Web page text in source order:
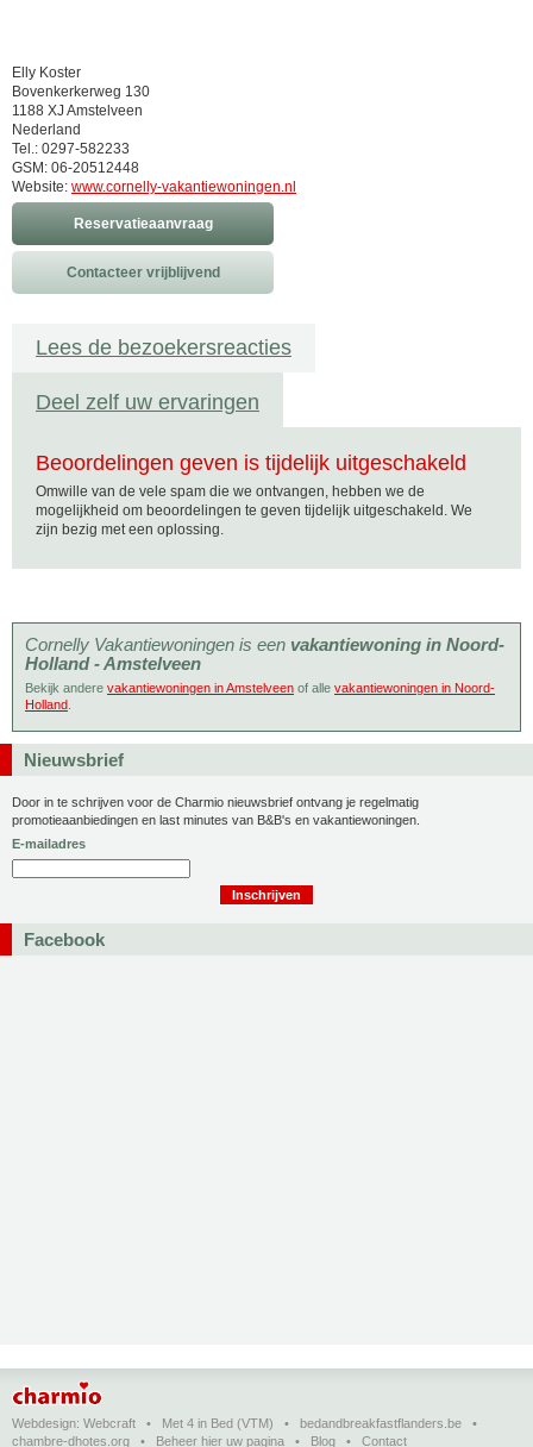
Elly Koster
Bovenkerkerweg 130
1188 XJ Amstelveen
Nederland
Tel.: 0297-582233
GSM: 06-20512448
Website: www.cornelly-vakantiewoningen.nl
Reservatieaanvraag
Contacteer vrijblijvend
Lees de bezoekersreacties
Deel zelf uw ervaringen
Beoordelingen geven is tijdelijk uitgeschakeld
Omwille van de vele spam die we ontvangen, hebben we de
mogelijkheid om beoordelingen te geven tijdelijk uitgeschakeld. We
zijn bezig met een oplossing.
Cornelly Vakantiewoningen is een vakantiewoning in Noord-
Holland - Amstelveen
Bekijk andere vakantiewoningen in Amstelveen of alle vakantiewoningen in Noord-
Holland
Nieuwsbrief
Door in te schrijven voor de Charmio nieuwsbrief ontvang je regelmatig
promotieaanbiedingen en last minutes van B&B's en vakantiewoningen.
E-mailadres
Facebook
Webdesign: Webcraft • Met 4 in Bed (VTM) • bedandbreakfastflanders.be •
chambre-dhotes.org • Beheer hier uw pagina • Blog • Contact